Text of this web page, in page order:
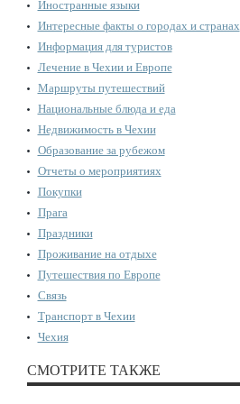
Иностранные языки
Интересные факты о городах и странах
Информация для туристов
Лечение в Чехии и Европе
Маршруты путешествий
Национальные блюда и еда
Недвижимость в Чехии
Образование за рубежом
Отчеты о мероприятиях
Покупки
Прага
Праздники
Проживание на отдыхе
Путешествия по Европе
Связь
Транспорт в Чехии
Чехия
СМОТРИТЕ ТАКЖЕ